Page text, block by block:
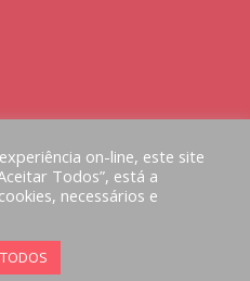
on-line, este site
Todos”, está a
necessários e